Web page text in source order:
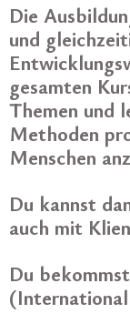
Die
und
gesamten
Themen und
Methoden
Menschen
Du kannst
auch mit
Du